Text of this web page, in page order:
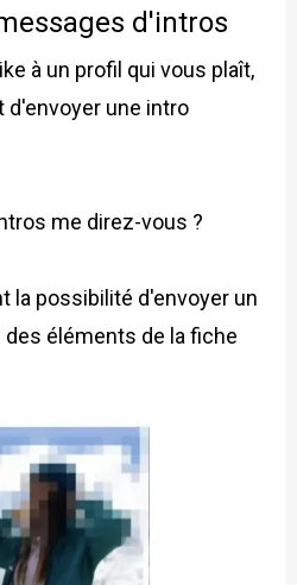
d'intros
à un profil qui vous plaît,
d'envoyer une intro
me direz-vous ?
la possibilité d'envoyer un
éléments de la fiche